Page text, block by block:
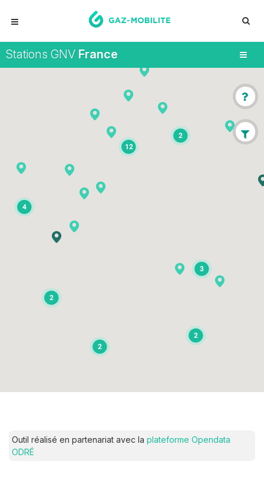
Stations GNV France
4
12
3
2
2
2
2
Outil réalisé en partenariat avec la plateforme Opendata
ODRÉ